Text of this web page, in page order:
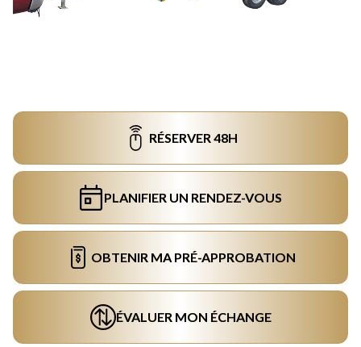
RÉSERVER 48H
PLANIFIER UN RENDEZ-VOUS
OBTENIR MA PRÉ-APPROBATION
ÉVALUER MON ÉCHANGE